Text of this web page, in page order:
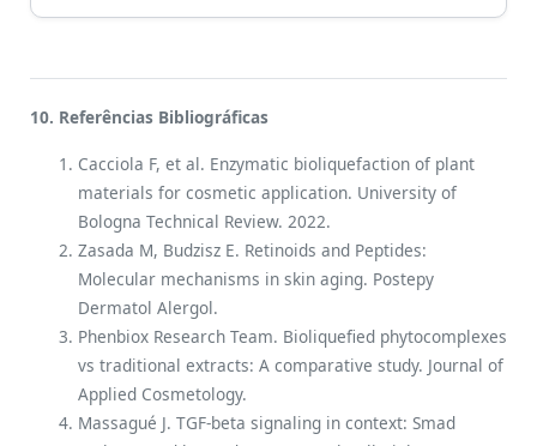
10. Referências Bibliográficas
Cacciola F, et al. Enzymatic bioliquefaction of plant
materials for cosmetic application. University of
Bologna Technical Review. 2022.
Zasada M, Budzisz E. Retinoids and Peptides:
Molecular mechanisms in skin aging. Postepy
Dermatol Alergol.
Phenbiox Research Team. Bioliquefied phytocomplexes
vs traditional extracts: A comparative study. Journal of
Applied Cosmetology.
Massagué J. TGF-beta signaling in context: Smad